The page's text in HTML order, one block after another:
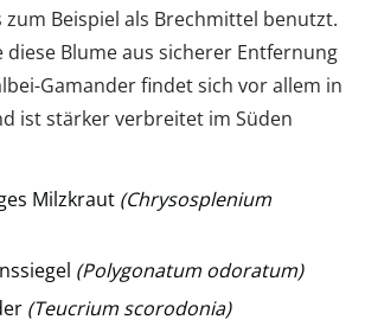
zum Beispiel als Brechmittel benutzt.
diese Blume aus sicherer Entfernung
Gamander findet sich vor allem in
ist stärker verbreitet im Süden
Milzkraut (Chrysosplenium
(Polygonatum odoratum)
(Teucrium scorodonia)